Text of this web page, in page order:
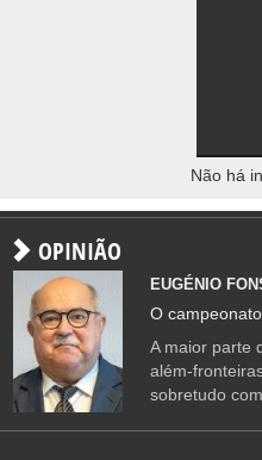
Não há
OPINIÃO
EUGÉNIO
O
A maior parte
além-
sobretudo